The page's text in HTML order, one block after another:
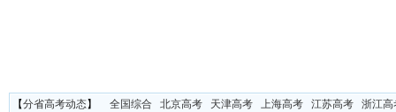
【分省高考动态】 全国综合 北京高考 天津高考 上海高考 江苏高考
浙江高